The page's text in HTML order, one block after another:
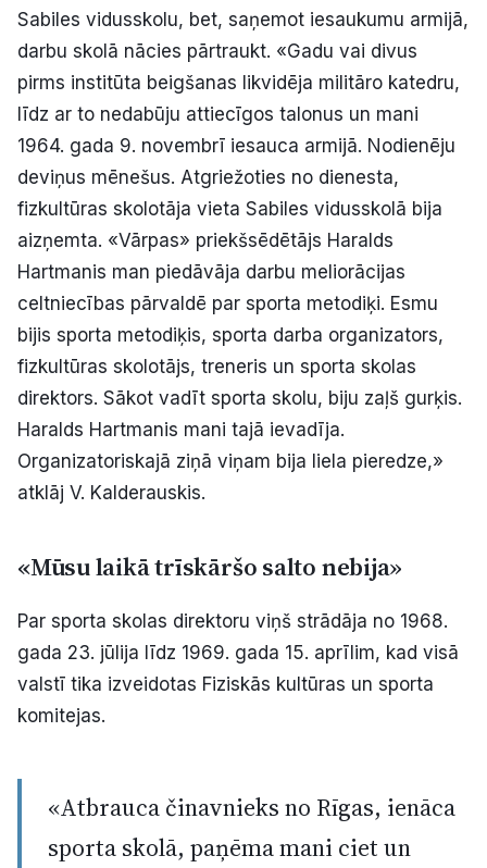
Kontakti
Ziņo redakcijai
Facebook Instagram YouTube
E-avīze Abonē
Sabiles vidusskolu, bet, saņemot iesaukumu armijā,
darbu skolā nācies pārtraukt. «Gadu vai divus
pirms institūta beigšanas likvidēja militāro katedru,
līdz ar to nedabūju attiecīgos talonus un mani
1964. gada 9. novembrī iesauca armijā. Nodienēju
deviņus mēnešus. Atgriežoties no dienesta,
fizkultūras skolotāja vieta Sabiles vidusskolā bija
aizņemta. «Vārpas» priekšsēdētājs Haralds
Hartmanis man piedāvāja darbu meliorācijas
celtniecības pārvaldē par sporta metodiķi. Esmu
bijis sporta metodiķis, sporta darba organizators,
fizkultūras skolotājs, treneris un sporta skolas
direktors. Sākot vadīt sporta skolu, biju zaļš gurķis.
Haralds Hartmanis mani tajā ievadīja.
Organizatoriskajā ziņā viņam bija liela pieredze,»
atklāj V. Kalderauskis.
«Mūsu laikā trīskāršo salto nebija»
Par sporta skolas direktoru viņš strādāja no 1968.
gada 23. jūlija līdz 1969. gada 15. aprīlim, kad visā
valstī tika izveidotas Fiziskās kultūras un sporta
komitejas.
«Atbrauca činavnieks no Rīgas, ienāca
sporta skolā, paņēma mani ciet un